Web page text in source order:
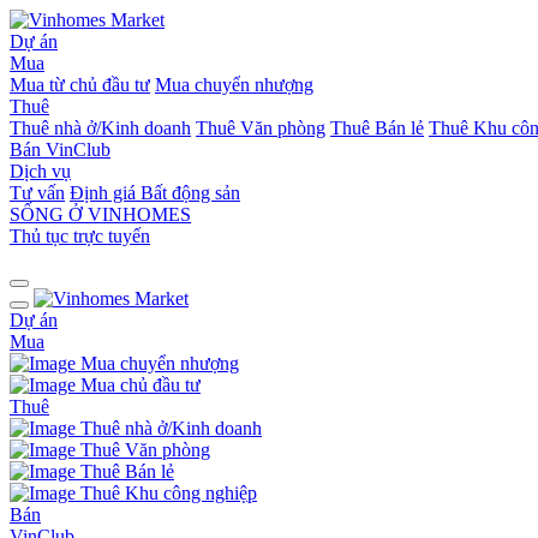
Dự án
Mua
Mua từ chủ đầu tư Mua chuyển nhượng
Thuê
Thuê nhà ở/Kinh doanh Thuê Văn phòng Thuê Bán lẻ Thuê Khu
Bán VinClub
Dịch vụ
Tư vấn Định giá Bất động sản
SỐNG Ở VINHOMES
Thủ tục trực tuyến
Dự án
Mua
Mua chuyển nhượng
Mua chủ đầu tư
Thuê
Thuê nhà ở/Kinh doanh
Thuê Văn phòng
Thuê Bán lẻ
Thuê Khu công nghiệp
Bán